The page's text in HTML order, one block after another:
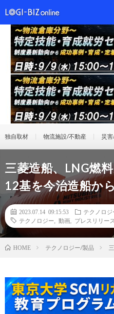
独自取材 物流施設/不動産 災
三菱造船、LNG燃
12基を今治造船か
2023.07.14 09:15:53
テクノロジ
テクノロジー
動画 プレスリリー
HOME テクノロジー/製品